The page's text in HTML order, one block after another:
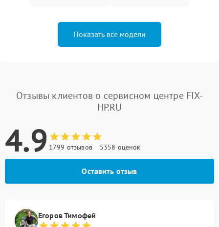
Показать все модели
Отзывы клиентов о сервисном центре FIX-
HP.RU
4.9 1799 отзывов 5358 оценок
Оставить отзыв
Егоров Тимофей